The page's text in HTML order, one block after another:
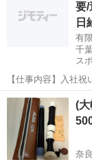
要/
日
有
千
ス
【仕事内容】入社
行直帰OK ・一部車
週払いOK、現金手
で...
アルバイト・パー
(
奈